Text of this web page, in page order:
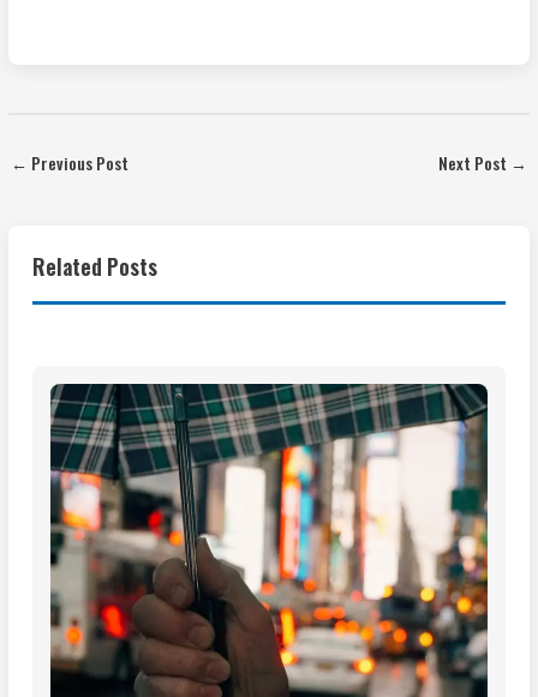
← Previous Post Next Post →
Related Posts